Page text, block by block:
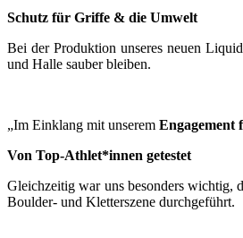
Schutz für Griffe & die Umwelt
Bei der Produktion unseres neuen
und Halle sauber bleiben.
„Im Einklang mit unserem Engagement
Von Top-Athlet*innen getestet
Gleichzeitig war uns besonders wichtig,
Boulder- und Kletterszene durchgeführt.